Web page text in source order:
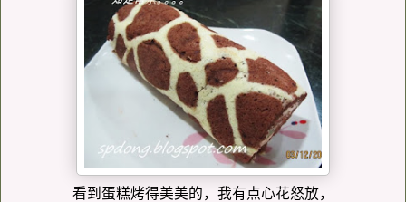
看到蛋糕烤得美美的，我有点心花怒放，